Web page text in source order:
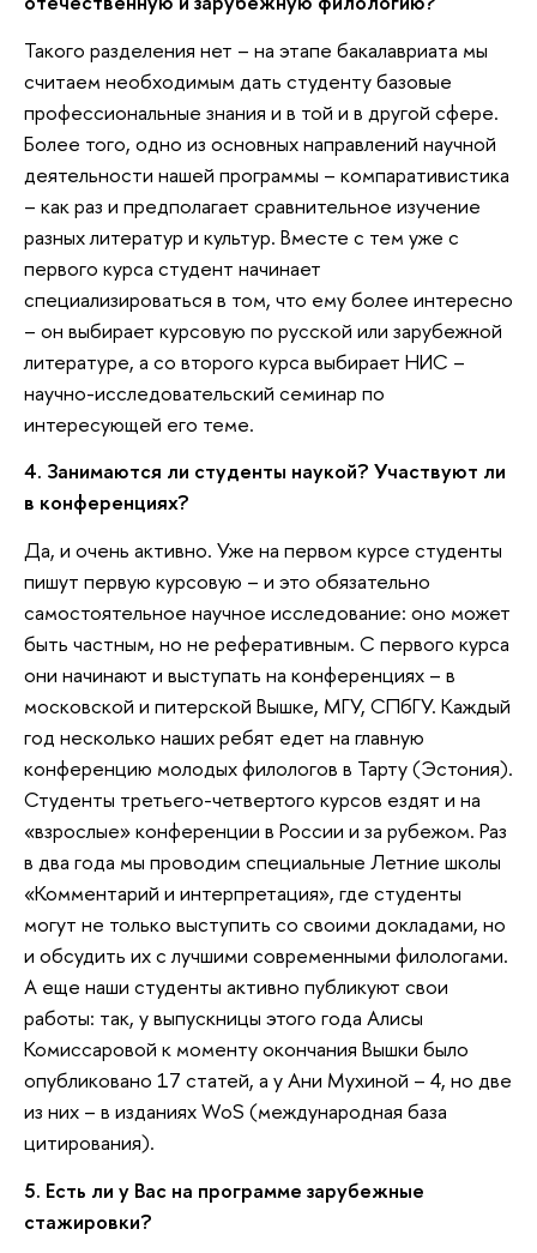
Такого разделения нет – на этапе бакалавриата мы
считаем необходимым дать студенту базовые
профессиональные знания и в той и в другой сфере.
Более того, одно из основных направлений научной
деятельности нашей программы – компаративистика
– как раз и предполагает сравнительное изучение
разных литератур и культур. Вместе с тем уже с
первого курса студент начинает
специализироваться в том, что ему более интересно
– он выбирает курсовую по русской или зарубежной
литературе, а со второго курса выбирает НИС –
научно-исследовательский семинар по
интересующей его теме.
4. Занимаются ли студенты наукой? Участвуют ли
в конференциях?
Да, и очень активно. Уже на первом курсе студенты
пишут первую курсовую – и это обязательно
самостоятельное научное исследование: оно может
быть частным, но не реферативным. С первого курса
они начинают и выступать на конференциях – в
московской и питерской Вышке, МГУ, СПбГУ. Каждый
год несколько наших ребят едет на главную
конференцию молодых филологов в Тарту (Эстония).
Студенты третьего-четвертого курсов ездят и на
«взрослые» конференции в России и за рубежом. Раз
в два года мы проводим специальные Летние школы
«Комментарий и интерпретация», где студенты
могут не только выступить со своими докладами, но
и обсудить их с лучшими современными филологами.
А еще наши студенты активно публикуют свои
работы: так, у выпускницы этого года Алисы
Комиссаровой к моменту окончания Вышки было
опубликовано 17 статей, а у Ани Мухиной – 4, но две
из них – в изданиях WoS (международная база
цитирования).
5. Есть ли у Вас на программе зарубежные
стажировки?